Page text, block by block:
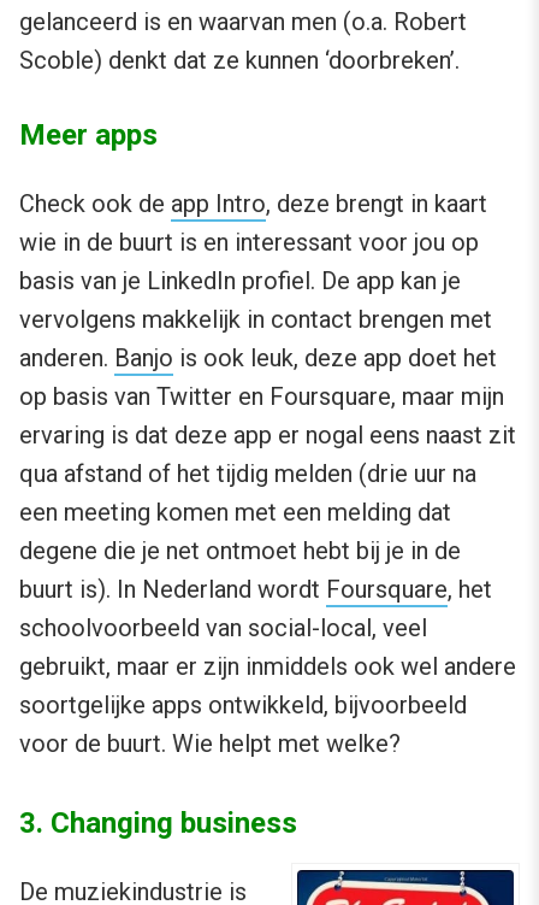
gelanceerd is en waarvan men (o.a. Robert
Scoble) denkt dat ze kunnen ‘doorbreken’.
Meer apps
Check ook de app Intro, deze brengt in kaart
wie in de buurt is en interessant voor jou op
basis van je LinkedIn profiel. De app kan je
vervolgens makkelijk in contact brengen met
anderen. Banjo is ook leuk, deze app doet het
op basis van Twitter en Foursquare, maar mijn
ervaring is dat deze app er nogal eens naast zit
qua afstand of het tijdig melden (drie uur na
een meeting komen met een melding dat
degene die je net ontmoet hebt bij je in de
buurt is). In Nederland wordt Foursquare, het
schoolvoorbeeld van social-local, veel
gebruikt, maar er zijn inmiddels ook wel andere
soortgelijke apps ontwikkeld, bijvoorbeeld
voor de buurt. Wie helpt met welke?
3. Changing business
De muziekindustrie is